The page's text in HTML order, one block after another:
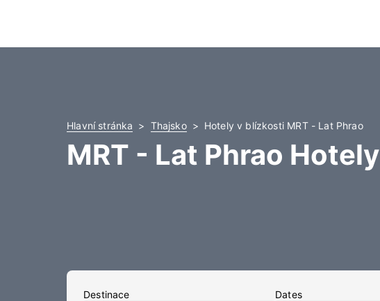
Hlavní stránka Thajsko Hotely v blízkosti MRT - Lat Phrao
MRT - Lat Phrao Hotely
Destinace Dates